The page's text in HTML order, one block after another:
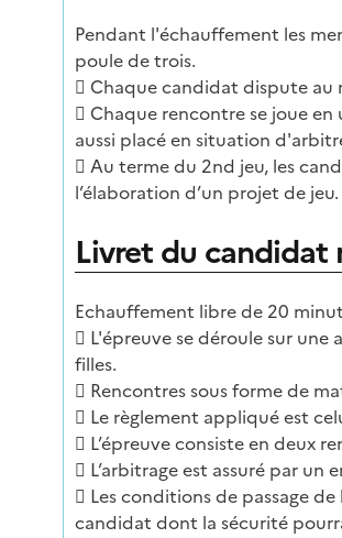
Pendant l'échauffement les
poule de trois.
 Chaque candidat dispute au
 Chaque rencontre se joue
aussi placé en situation
 Au terme du 2nd jeu, les
l’élaboration d’un projet de jeu.
Livret du candidat
Echauffement libre de 20
 L'épreuve se déroule sur une
filles.
 Rencontres sous forme de
 Le règlement appliqué est
 L’épreuve consiste en deux
 L’arbitrage est assuré par
 Les conditions de passage
candidat dont la sécurité